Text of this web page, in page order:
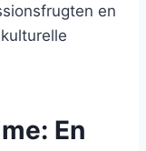
en
En